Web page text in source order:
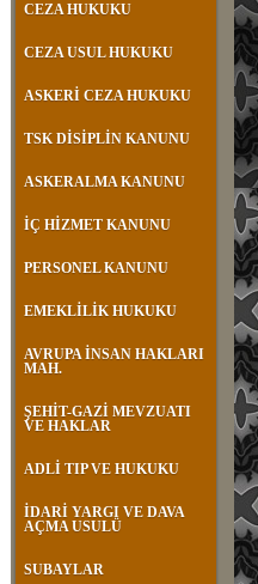
CEZA HUKUKU
CEZA USUL HUKUKU
ASKERİ CEZA HUKUKU
TSK DİSİPLİN KANUNU
ASKERALMA KANUNU
İÇ HİZMET KANUNU
PERSONEL KANUNU
EMEKLİLİK HUKUKU
AVRUPA İNSAN HAKLARI
MAH.
ŞEHİT-GAZİ MEVZUATI
VE HAKLAR
ADLİ TIP VE HUKUKU
İDARİ YARGI VE DAVA
AÇMA USULÜ
SUBAYLAR